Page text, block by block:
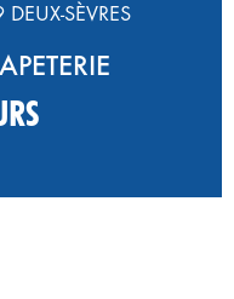
SÈVRES